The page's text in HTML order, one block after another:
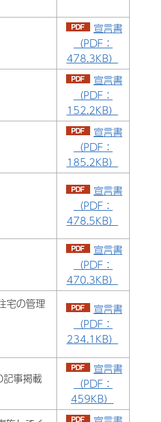
宣言書
（PDF：
478.3KB）
宣言書
（PDF：
152.2KB）
宣言書
（PDF：
185.2KB）
宣言書
（PDF：
478.5KB）
宣言書
（PDF：
470.3KB）
宅の管理
宣言書
（PDF：
234.1KB）
記事掲載
宣言書
（PDF：
459KB）